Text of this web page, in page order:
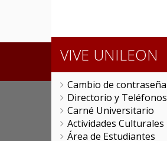
VIVE UNILEON
Cambio de contraseña
Directorio y Teléfonos
Carné Universitario
Actividades Culturales
Área de Estudiantes